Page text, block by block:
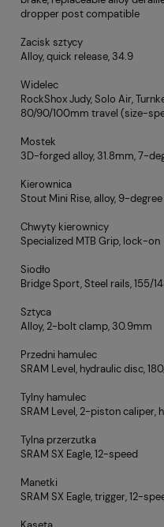
dropper post compatible
Zacisk sztycy
Alloy, quick release, 34.9
Widelec
RockShox Judy, Solo Air,
80/90/100mm travel (size-
Mostek
3D-forged alloy, 31.8mm, 7-
Kierownica
Stout Mini Rise, alloy, 9-
Chwyty kierownicy
Specialized MTB Grip, lock-on
Siodło
Bridge Sport, Steel rails, 155/
Sztyca
Alloy, 2-bolt clamp, 30.9mm
Przedni hamulec
SRAM Level, hydraulic disc,
Tylny hamulec
SRAM Level, 2-piston caliper,
Tylna przerzutka
SRAM SX Eagle, 12-speed
Manetki
SRAM SX Eagle, trigger, 12-